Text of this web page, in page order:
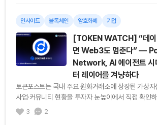
인사이트 블록체인 암호화폐 기업
[TOKEN WATCH] “데이
면 Web3도 멈춘다” —
Network, AI 에이전트 시
터 레이어를 겨냥하다
토큰포스트는 국내 주요 원화거래소에 상장된 가상자
사업·커뮤니티 현황을 투자자 눈높이에서 직접 확인
젝트들의 목소리를 순서대로 기록한다. [편집자주]
3 2